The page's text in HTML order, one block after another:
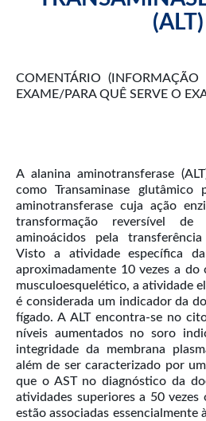
(ALT)
COMENTÁRIO (INFORMAÇÃO
EXAME/PARA QUÊ SERVE O
A alanina aminotransferase
como Transaminase glutâmico
aminotransferase cuja ação
transformação reversível
aminoácidos pela
Visto a atividade específica
aproximadamente 10 vezes a do
musculoesquelético, a atividade
é considerada um indicador da
fígado. A ALT encontra-se no
níveis aumentados no soro
integridade da membrana
além de ser caracterizado por
que o AST no diagnóstico da
atividades superiores a 50
estão associadas essencialmente